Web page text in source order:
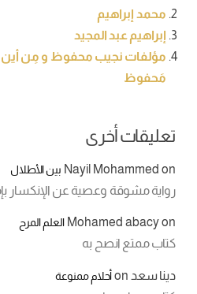
محمد إبراهيم
إبراهيم عبد المجيد
مؤلفات نجيب محفوظ و مِن أين
مَحفوظ
تعليقات أخرى
Nayil Mohammed on بين الأطلال
رواية مشوقة وعصية عن الإنكسار
Mohamed abacyon العلم المرح
كتاب ممتع انصح به
دينا سعد onأحلام ممنوعة